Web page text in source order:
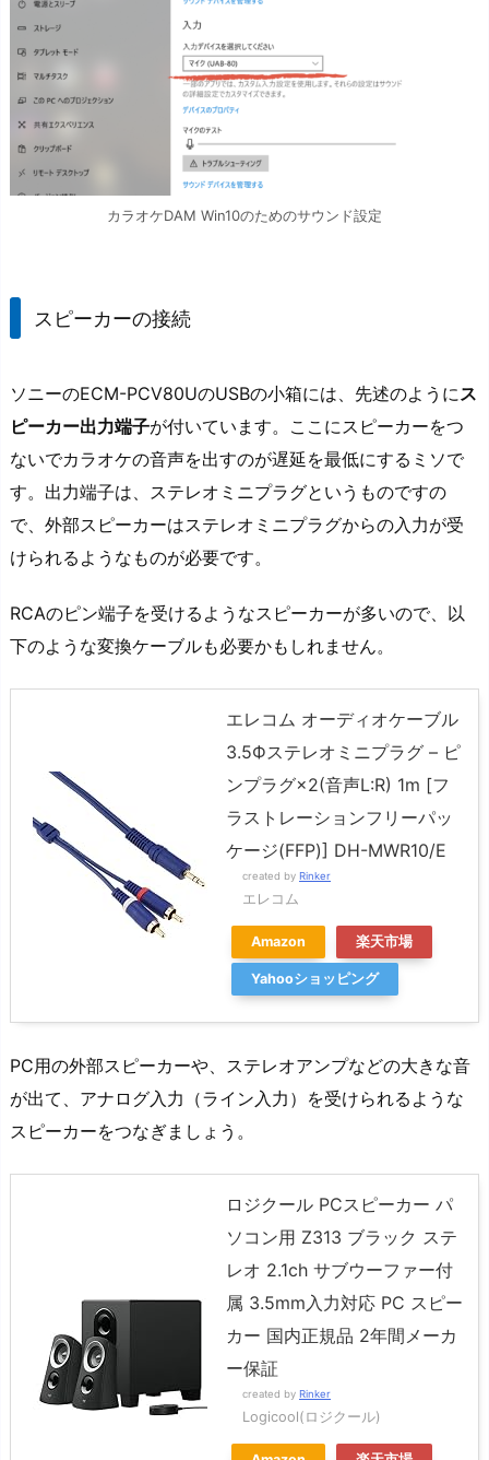
カラオケDAM Win10のためのサウンド設定
スピーカーの接続
ソニーのECM-PCV80UのUSBの小箱には、先述のようにス
ピーカー出力端子が付いています。ここにスピーカーをつ
ないでカラオケの音声を出すのが遅延を最低にするミソで
す。出力端子は、ステレオミニプラグというものですの
で、外部スピーカーはステレオミニプラグからの入力が受
けられるようなものが必要です。
RCAのピン端子を受けるようなスピーカーが多いので、以
下のような変換ケーブルも必要かもしれません。
エレコム オーディオケーブル
3.5Фステレオミニプラグ – ピ
ンプラグ×2(音声L:R) 1m [フ
ラストレーションフリーパッ
ケージ(FFP)] DH-MWR10/E
created by Rinker
エレコム
Amazon 楽天市場
Yahooショッピング
PC用の外部スピーカーや、ステレオアンプなどの大きな音
が出て、アナログ入力（ライン入力）を受けられるような
スピーカーをつなぎましょう。
ロジクール PCスピーカー パ
ソコン用 Z313 ブラック ステ
レオ 2.1ch サブウーファー付
属 3.5mm入力対応 PC スピー
カー 国内正規品 2年間メーカ
ー保証
created by Rinker
Logicool(ロジクール)